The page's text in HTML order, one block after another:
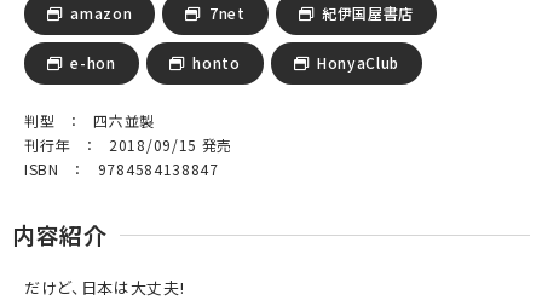
amazon 7net 紀伊国屋書店
e-hon honto HonyaClub
判型 ： 四六並製
刊行年 ： 2018/09/15 発売
ISBN ： 9784584138847
内容紹介
だけど、日本は大丈夫!